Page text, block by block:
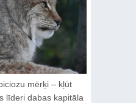
mērķi – kļūt
līderi dabas kapitāla